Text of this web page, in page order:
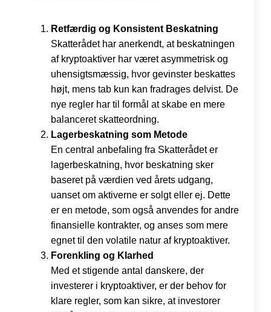
Retfærdig og Konsistent Beskatning
Skatterådet har anerkendt, at beskatningen
af kryptoaktiver har været asymmetrisk og
uhensigtsmæssig, hvor gevinster beskattes
højt, mens tab kun kan fradrages delvist. De
nye regler har til formål at skabe en mere
balanceret skatteordning.
Lagerbeskatning som Metode
En central anbefaling fra Skatterådet er
lagerbeskatning, hvor beskatning sker
baseret på værdien ved årets udgang,
uanset om aktiverne er solgt eller ej. Dette
er en metode, som også anvendes for andre
finansielle kontrakter, og anses som mere
egnet til den volatile natur af kryptoaktiver.
Forenkling og Klarhed
Med et stigende antal danskere, der
investerer i kryptoaktiver, er der behov for
klare regler, som kan sikre, at investorer